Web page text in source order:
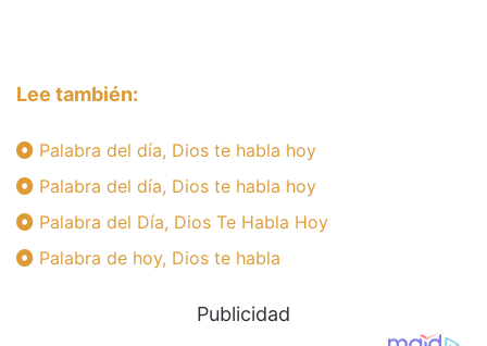
Lee también:
Palabra del día, Dios te habla hoy
Palabra del día, Dios te habla hoy
Palabra del Día, Dios Te Habla Hoy
Palabra de hoy, Dios te habla
Publicidad